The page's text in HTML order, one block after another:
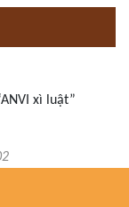
xì luật”